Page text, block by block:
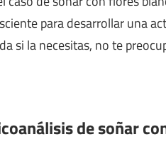
para desarrollar una
si la necesitas, no te
de soñar